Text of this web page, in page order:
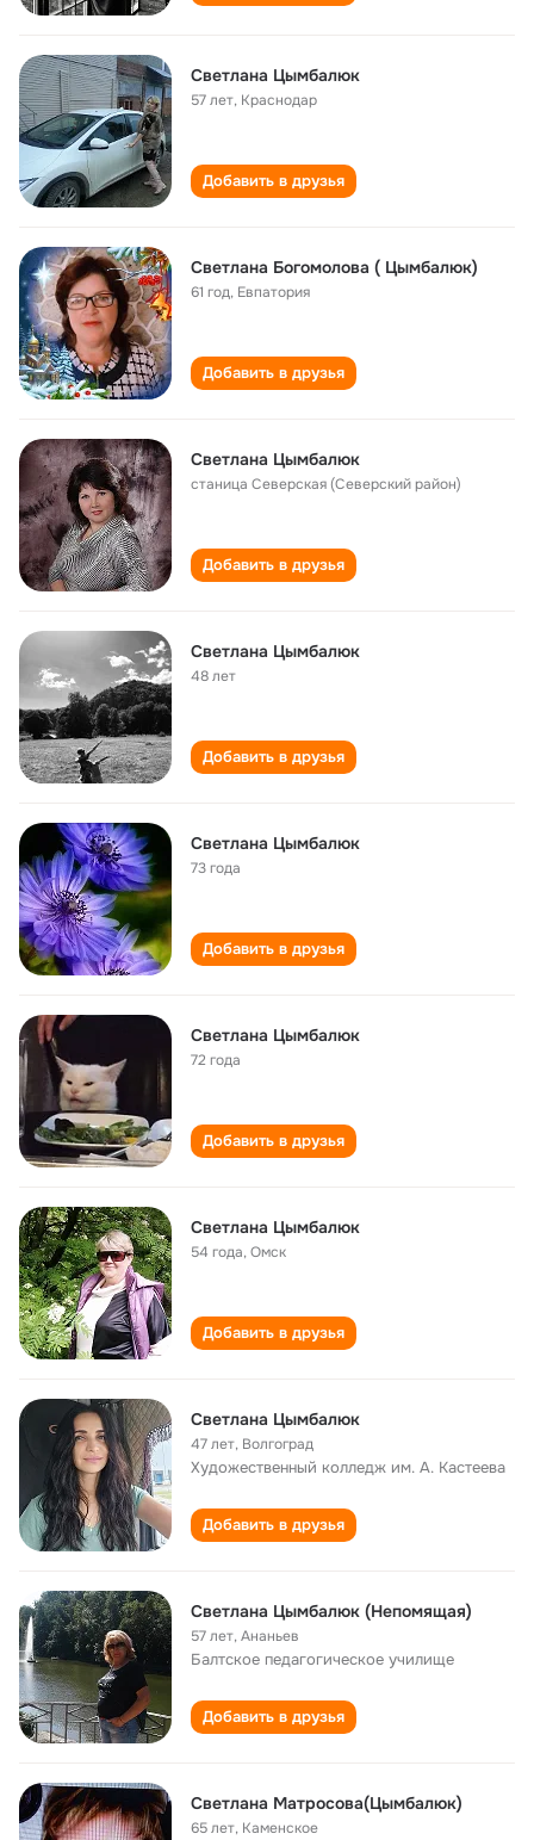
Светлана Цымбалюк
57 лет, Краснодар
Добавить в друзья
Светлана Богомолова ( Цымбалюк)
61 год, Евпатория
Добавить в друзья
Светлана Цымбалюк
станица Северская (Северский район)
Добавить в друзья
Светлана Цымбалюк
48 лет
Добавить в друзья
Светлана Цымбалюк
73 года
Добавить в друзья
Светлана Цымбалюк
72 года
Добавить в друзья
Светлана Цымбалюк
54 года,Омск
Добавить в друзья
Светлана Цымбалюк
47 лет, Волгоград
Художественный колледж им. А. Кастеева
Добавить в друзья
Светлана Цымбалюк (Непомящая)
57 лет,Ананьев
Балтское педагогическое училище
Добавить в друзья
Светлана Матросова(Цымбалюк)
65 лет, Каменское